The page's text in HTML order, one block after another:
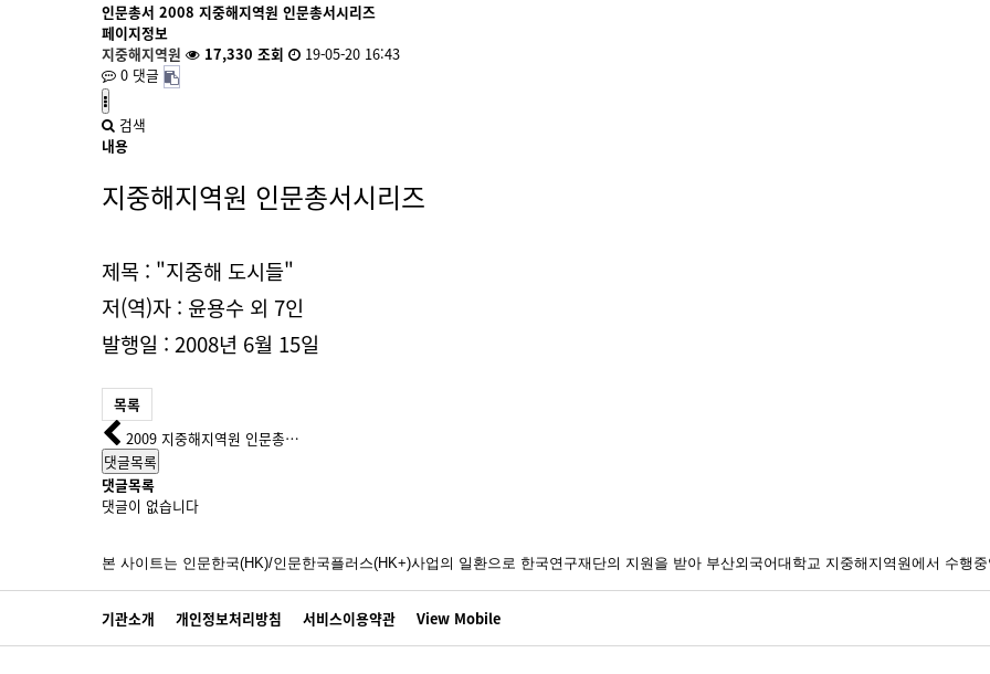
인문총서 2008 지중해지역원 인문총서시리즈
페이지정보
지중해지역원
17,330 조회
19-05-20 16:43
0 댓글
검색
내용
지중해지역원 인문총서시리즈
제목 : "지중해 도시들"
저(역)자 : 윤용수 외 7인
발행일 : 2008년 6월 15일
목록
2009 지중해지역원 인문총…
댓글목록
댓글목록
댓글이 없습니다
본 사이트는 인문한국(HK)/인문한국플러스(HK+)사업의 일환으로 한국연구재단의 지원을 받아 부산외국어대학교 지중해지역원에서 수행중
기관소개 개인정보처리방침 서비스이용약관 View Mobile